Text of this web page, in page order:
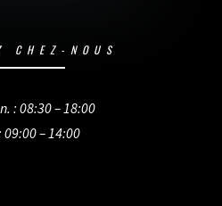
CHEZ-NOUS
: 08:30 – 18:00
09:00 – 14:00